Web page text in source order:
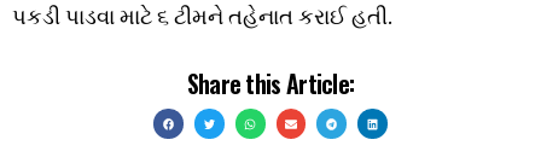
પકડી પાડવા માટે ૬ ટીમને તહેનાત કરાઈ હતી.
Share this Article: